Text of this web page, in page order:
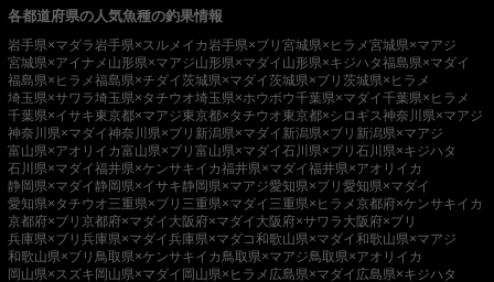
各都道府県の人気魚種の釣果情報
岩手県×マダラ岩手県×スルメイカ岩手県×ブリ 宮城県×ヒラメ宮城県×マアジ
宮城県×アイナメ 山形県×マアジ山形県×マダイ 山形県×キジハタ福島県×マダイ
福島県×ヒラメ福島県×チダイ茨城県×マダイ茨城県×ブリ 茨城県×ヒラメ
埼玉県×サワラ埼玉県×タチウオ埼玉県×ホウボウ千葉県×マダイ千葉県×ヒラメ
千葉県×イサキ東京都×マアジ東京都×タチウオ東京都×シロギス神奈川県×マアジ
神奈川県×マダイ神奈川県×ブリ 新潟県×マダイ 新潟県×ブリ 新潟県×マアジ
富山県×アオリイカ富山県×ブリ 富山県×マダイ石川県×ブリ 石川県×キジハタ
石川県×マダイ福井県×ケンサキイカ福井県×マダイ福井県×アオリイカ
静岡県×マダイ 静岡県×イサキ静岡県×マアジ愛知県×ブリ 愛知県×マダイ
愛知県×タチウオ三重県×ブリ 三重県×マダイ 三重県×ヒラメ京都府×ケンサキイカ
京都府×ブリ 京都府×マダイ 大阪府×マダイ 大阪府×サワラ 大阪府×ブリ
兵庫県×ブリ 兵庫県×マダイ兵庫県×マダコ和歌山県×マダイ和歌山県×マアジ
和歌山県×ブリ 鳥取県×ケンサキイカ鳥取県×マアジ鳥取県×アオリイカ
岡山県×スズキ 岡山県×マダイ 岡山県×ヒラメ 広島県×マダイ 広島県×キジハタ